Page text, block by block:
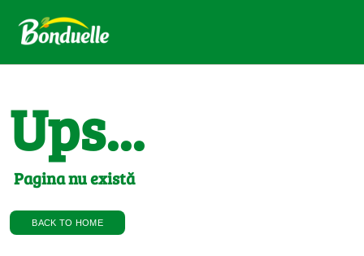
Ups...
Pagina nu există
BACK TO HOME